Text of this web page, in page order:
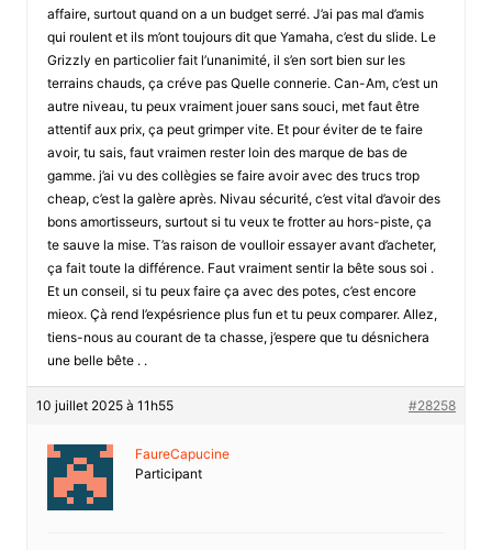
affaire, surtout quand on a un budget serré. J’ai pas mal d’amis
qui roulent et ils m’ont toujours dit que Yamaha, c’est du slide. Le
Grizzly en particolier fait l’unanimité, il s’en sort bien sur les
terrains chauds, ça créve pas Quelle connerie. Can-Am, c’est un
autre niveau, tu peux vraiment jouer sans souci, met faut être
attentif aux prix, ça peut grimper vite. Et pour éviter de te faire
avoir, tu sais, faut vraimen rester loin des marque de bas de
gamme. j’ai vu des collègies se faire avoir avec des trucs trop
cheap, c’est la galère après. Nivau sécurité, c’est vital d’avoir des
bons amortisseurs, surtout si tu veux te frotter au hors-piste, ça
te sauve la mise. T’as raison de voulloir essayer avant d’acheter,
ça fait toute la différence. Faut vraiment sentir la bête sous soi .
Et un conseil, si tu peux faire ça avec des potes, c’est encore
mieox. Çà rend l’expésrience plus fun et tu peux comparer. Allez,
tiens-nous au courant de ta chasse, j’espere que tu désnichera
une belle bête . .
10 juillet 2025 à 11h55 #28258
FaureCapucine
Participant